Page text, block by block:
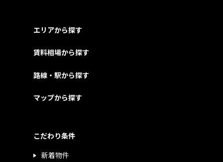
エリアから探す
賃料相場から探す
路線・駅から探す
マップから探す
こだわり条件
新着物件